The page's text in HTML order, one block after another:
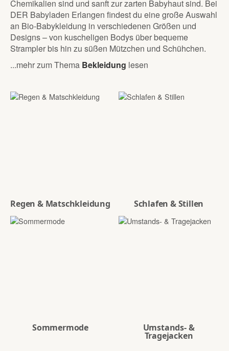
Chemikalien sind und sanft zur zarten Babyhaut sind. Bei
DER Babyladen Erlangen findest du eine große Auswahl
an Bio-Babykleidung in verschiedenen Größen und
Designs – von kuscheligen Bodys über bequeme
Strampler bis hin zu süßen Mützchen und Schühchen.
...mehr zum Thema Bekleidung lesen
Regen & Matschkleidung Schlafen & Stillen
Sommermode Umstands- &
Tragejacken